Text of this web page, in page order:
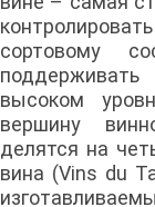
сортовому
поддерживать
высоком
вершину
делятся на
вина (Vins du